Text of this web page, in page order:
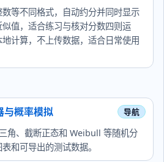
等不同格式，自动约分并同时显示
值，适合练习与核对分数四则运
计算，不上传数据，适合日常使用
与概率模拟
角、截断正态和 Weibull 等随机分
和可导出的测试数据。